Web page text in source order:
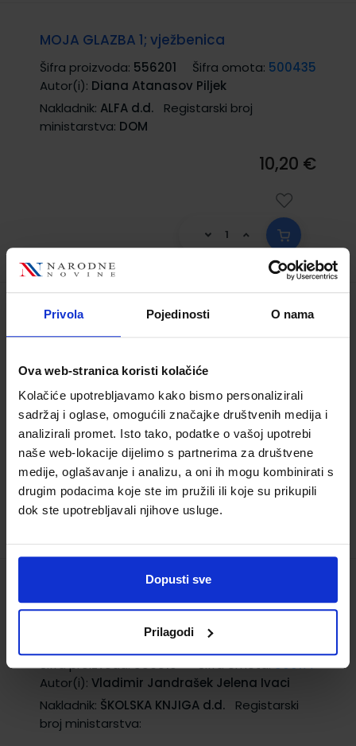
Privola Pojedinosti O nama
Ova web-stranica koristi kolačiće
Kolačiće upotrebljavamo kako bismo personalizirali
sadržaj i oglase, omogućili značajke društvenih medija i
analizirali promet. Isto tako, podatke o vašoj upotrebi
naše web-lokacije dijelimo s partnerima za društvene
medije, oglašavanje i analizu, a oni ih mogu kombinirati s
drugim podacima koje ste im pružili ili koje su prikupili
dok ste upotrebljavali njihove usluge.
Dopusti sve
Prilagodi
MOJA GLAZBA 1; vježbenica
Šifra proizvoda: 556201 Šifra omota: 500435
Autor(i): Diana Atanasov Piljek
Nakladnik: ALFA d.d.
Registarski broj
ministarstva: DOM
10,20 €
NINA I TINO 1; edukativne aktivnosti za
nastavu glazbene kulture u prvom
razredu osnovne škole
Šifra proizvoda: 556505 Šifra omota:500178
Autor(i):
Jelena Sikirica
Nakladnik:PROFIL KLETT d.o.o.
Registarski broj
ministarstva: 6147-DOM2
10,50 €
TRENUTNO NIJE DOSTUPNO
glazbenu kulturu u prvom razredu
Šifra proizvoda:556510 Šifra omota:500177
Autor(i): Vladimir Jandrašek Jelena Ivaci
Nakladnik: ŠKOLSKA KNJIGA d.d.
Registarski
broj ministarstva: